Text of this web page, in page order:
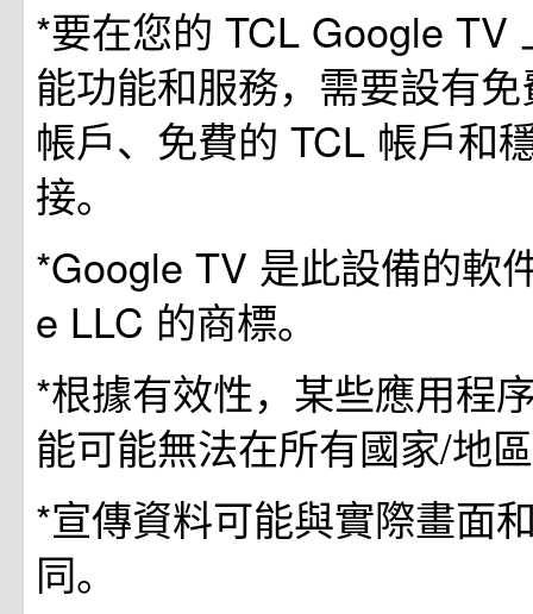
*要在您的 TCL Google TV
能功能和服務，需要設有
帳戶、免費的 TCL 帳戶和
接。
*Google TV 是此設備的軟
e LLC 的商標。
*根據有效性，某些應用程
能可能無法在所有國家/地
*宣傳資料可能與實際畫面
同。